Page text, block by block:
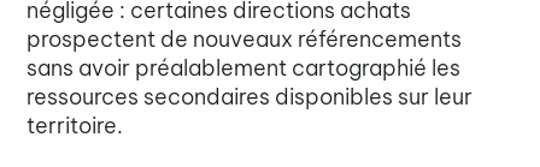
négligée : certaines directions achats
prospectent de nouveaux référencements
sans avoir préalablement cartographié les
ressources secondaires disponibles sur leur
territoire.